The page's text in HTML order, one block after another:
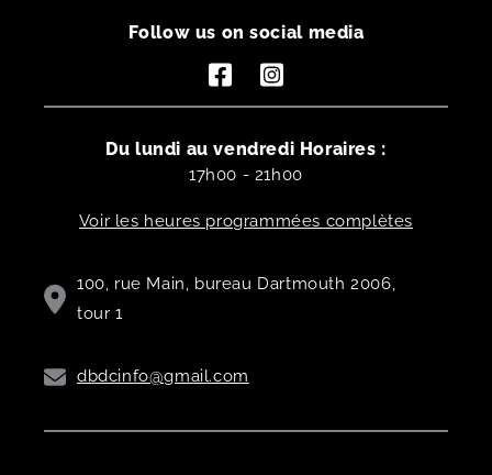
Follow us on social media
FacebookInstagram
Du lundi au vendredi Horaires :
17h00 - 21h00
Voir les heures programmées complètes
100, rue Main, bureau Dartmouth 2006,
tour 1
dbdcinfo@gmail.com